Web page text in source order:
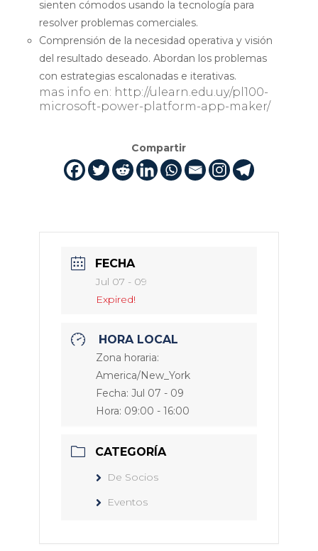
sienten cómodos usando la tecnología para
resolver problemas comerciales.
Comprensión de la necesidad operativa y visión
del resultado deseado. Abordan los problemas
con estrategias escalonadas e iterativas.
mas info en: http://ulearn.edu.uy/pl100-
microsoft-power-platform-app-maker/
Compartir
FECHA
Jul 07 - 09
Expired!
HORA LOCAL
Zona horaria:
America/New_York
Fecha: Jul 07 - 09
Hora: 09:00 - 16:00
CATEGORÍA
De Socios
Eventos